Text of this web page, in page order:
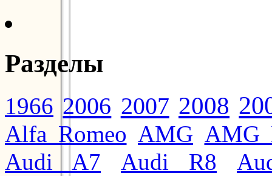
Разделы
1966 2006 2007 2008
Alfa Romeo AMG AMG
Audi A7
Audi R8